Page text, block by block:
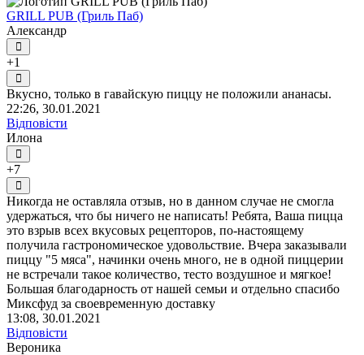
GRILL PUB (Гриль Паб)
Александр
+1
Вкусно, только в гавайскую пиццу не положили ананасы.
22:26, 30.01.2021
Відповісти
Илона
+7
Никогда не оставляла отзыв, но в данном случае не смогла
удержаться, что бы ничего не написать! Ребята, Ваша пицца
это взрыв всех вкусовых рецепторов, по-настоящему
получила гастрономическое удовольствие. Вчера заказывали
пиццу "5 мяса", начинки очень много, не в одной пиццерии
не встречали такое количество, тесто воздушное и мягкое!
Большая благодарность от нашей семьи и отдельно спасибо
Миксфуд за своевременную доставку
13:08, 30.01.2021
Відповісти
Вероника